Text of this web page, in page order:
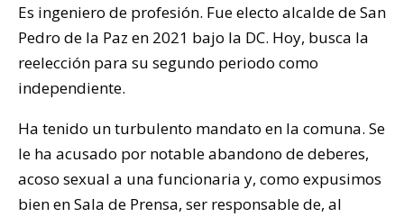
Es ingeniero de profesión. Fue electo alcalde de San
Pedro de la Paz en 2021 bajo la DC. Hoy, busca la
reelección para su segundo periodo como
independiente.
Ha tenido un turbulento mandato en la comuna. Se
le ha acusado por notable abandono de deberes,
acoso sexual a una funcionaria y, como expusimos
bien en Sala de Prensa, ser responsable de, al